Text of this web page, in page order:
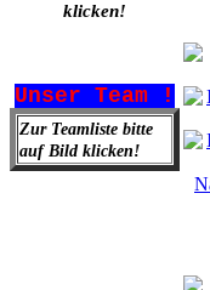
klicken!
Unser Team !
Zur Teamliste bitte
auf Bild klicken!